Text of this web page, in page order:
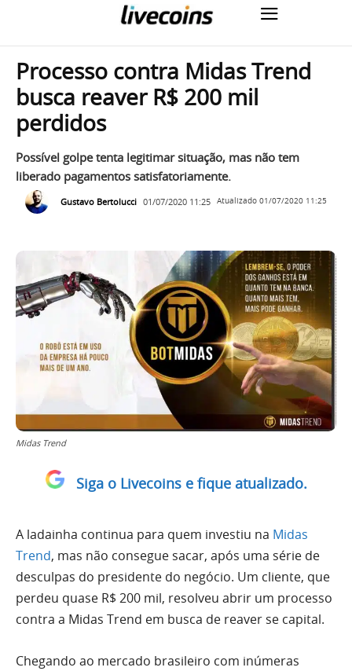
Processo contra Midas Trend
busca reaver R$ 200 mil
perdidos
Possível golpe tenta legitimar situação, mas não tem
liberado pagamentos satisfatoriamente.
Gustavo Bertolucci 01/07/2020 11:25 Atualizado 01/07/2020 11:25
Midas Trend
Siga o Livecoins e fique atualizado.
A ladainha continua para quem investiu na Midas
Trend, mas não consegue sacar, após uma série de
desculpas do presidente do negócio. Um cliente, que
perdeu quase R$ 200 mil, resolveu abrir um processo
contra a Midas Trend em busca de reaver se capital.
Chegando ao mercado brasileiro com inúmeras